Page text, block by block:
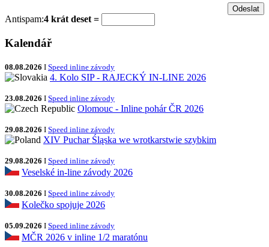
Antispam:4 krát deset =
Kalendář
08.08.2026 I Speed inline závody
4. Kolo SIP - RAJECKÝ IN-LINE 2026
23.08.2026 I Speed inline závody
Olomouc - Inline pohár ČR 2026
29.08.2026 I Speed inline závody
XIV Puchar Śląska we wrotkarstwie szybkim
29.08.2026 I Speed inline závody
Veselské in-line závody 2026
30.08.2026 I Speed inline závody
Kolečko spojuje 2026
05.09.2026 I Speed inline závody
MČR 2026 v inline 1/2 maratónu